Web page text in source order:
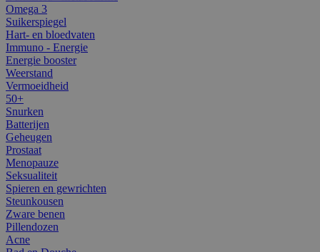
Omega 3
Suikerspiegel
Hart- en bloedvaten
Immuno - Energie
Energie booster
Weerstand
Vermoeidheid
50+
Snurken
Batterijen
Geheugen
Prostaat
Menopauze
Seksualiteit
Spieren en gewrichten
Steunkousen
Zware benen
Pillendozen
Acne